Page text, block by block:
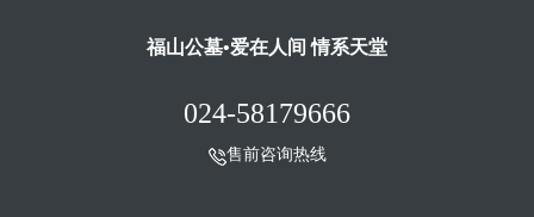
福山公墓•爱在人间 情系天堂
024-58179666
售前咨询热线